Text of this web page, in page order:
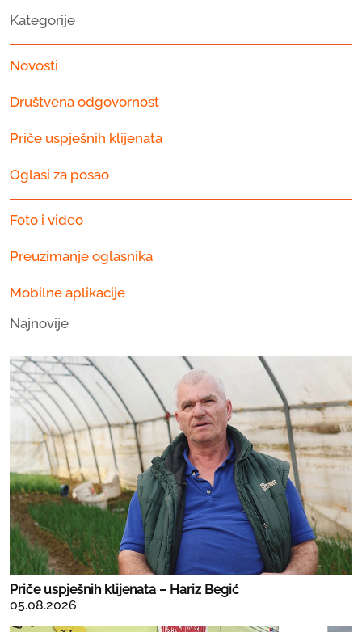
Kategorije
Novosti
Društvena odgovornost
Priče uspješnih klijenata
Oglasi za posao
Foto i video
Preuzimanje oglasnika
Mobilne aplikacije
Najnovije
Priče uspješnih klijenata – Hariz Begić
05.08.2026